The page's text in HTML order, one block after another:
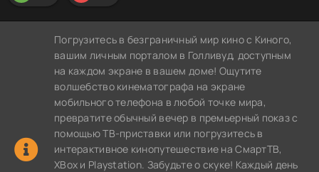
Погрузитесь в безграничный мир кино с Киного,
вашим личным порталом в Голливуд, доступным
на каждом экране в вашем доме! Ощутите
волшебство кинематографа на экране
мобильного телефона в любой точке мира,
превратите обычный вечер в премьерный показ с
помощью ТВ-приставки или погрузитесь в
интерактивное кинопутешествие на СмартТВ,
XBox и Playstation. Забудьте о скуке! Каждый день